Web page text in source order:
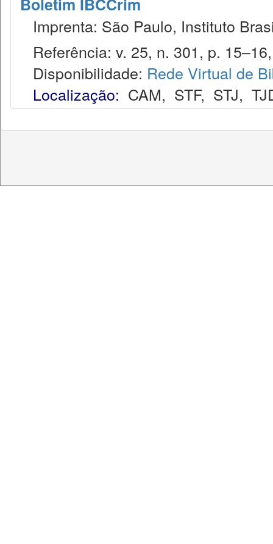
Imprenta: São Paulo, Instituto
Referência: v. 25, n. 301, p.
Disponibilidade: Rede Virtual de
Localização: CAM, STF, STJ,